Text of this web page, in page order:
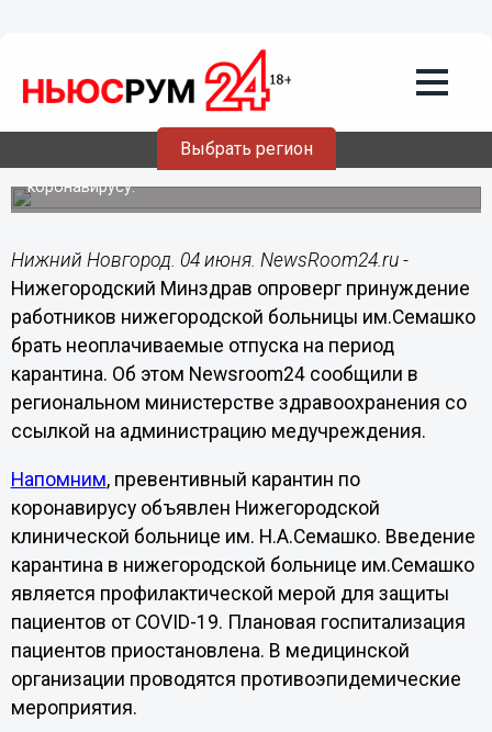
Выбрать регион
Минздрав опроверг принудительные
«административные» для медиков
Семашко
Медучреждение закрыто на превентивный карантин по
коронавирусу.
Нижний Новгород. 04 июня. NewsRoom24.ru -
Нижегородский Минздрав опроверг принуждение
работников нижегородской больницы им.Семашко
брать неоплачиваемые отпуска на период
карантина. Об этом Newsroom24 сообщили в
региональном министерстве здравоохранения со
ссылкой на администрацию медучреждения.
Напомним, превентивный карантин по
коронавирусу объявлен Нижегородской
клинической больнице им. Н.А.Семашко. Введение
карантина в нижегородской больнице им.Семашко
является профилактической мерой для защиты
пациентов от COVID-19. Плановая госпитализация
пациентов приостановлена. В медицинской
организации проводятся противоэпидемические
мероприятия.